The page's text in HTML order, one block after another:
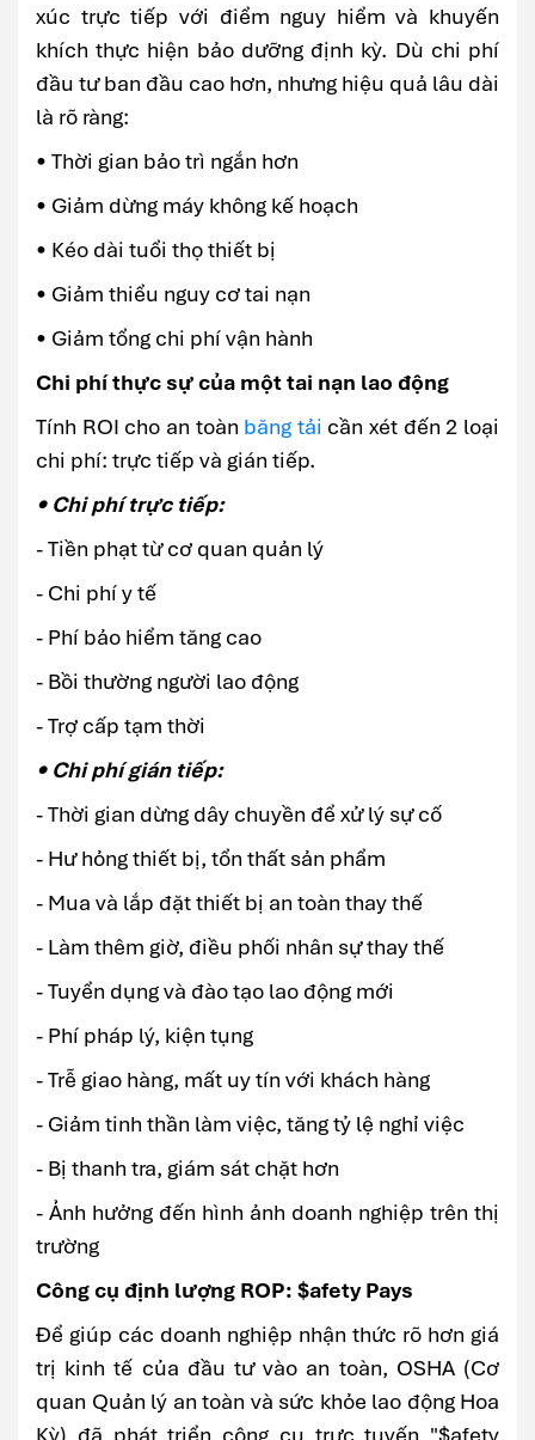
xúc trực tiếp với điểm nguy hiểm và khuyến
khích thực hiện bảo dưỡng định kỳ. Dù chi phí
đầu tư ban đầu cao hơn, nhưng hiệu quả lâu dài
là rõ ràng:
• Thời gian bảo trì ngắn hơn
• Giảm dừng máy không kế hoạch
• Kéo dài tuổi thọ thiết bị
• Giảm thiểu nguy cơ tai nạn
• Giảm tổng chi phí vận hành
Chi phí thực sự của một tai nạn lao động
Tính ROI cho an toàn băng tải cần xét đến 2 loại
chi phí: trực tiếp và gián tiếp.
• Chi phí trực tiếp:
- Tiền phạt từ cơ quan quản lý
- Chi phí y tế
- Phí bảo hiểm tăng cao
- Bồi thường người lao động
- Trợ cấp tạm thời
• Chi phí gián tiếp:
- Thời gian dừng dây chuyền để xử lý sự cố
- Hư hỏng thiết bị, tổn thất sản phẩm
- Mua và lắp đặt thiết bị an toàn thay thế
- Làm thêm giờ, điều phối nhân sự thay thế
- Tuyển dụng và đào tạo lao động mới
- Phí pháp lý, kiện tụng
- Trễ giao hàng, mất uy tín với khách hàng
- Giảm tinh thần làm việc, tăng tỷ lệ nghỉ việc
- Bị thanh tra, giám sát chặt hơn
- Ảnh hưởng đến hình ảnh doanh nghiệp trên thị
trường
Công cụ định lượng ROP: $afety Pays
Để giúp các doanh nghiệp nhận thức rõ hơn giá
trị kinh tế của đầu tư vào an toàn, OSHA (Cơ
quan Quản lý an toàn và sức khỏe lao động Hoa